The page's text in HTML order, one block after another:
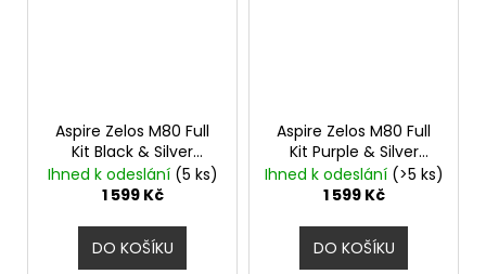
Aspire Zelos M80 Full
Kit Black & Silver
Elektronický Grip
Ihned k odeslání (5 ks)
1 599 Kč
DO KOŠÍKU
Aspire Zelos M80 Full
Kit Purple & Silver
Elektronický Grip
Ihned k odeslání (>5 ks)
1 599 Kč
DO KOŠÍKU